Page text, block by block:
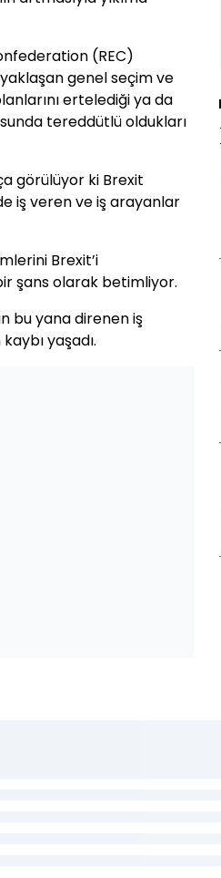
(REC)
genel seçim ve
ertelediği ya da
tereddütlü oldukları
görülüyor ki Brexit
iş veren ve iş arayanlar
Brexit’i
şans olarak betimliyor.
bu yana direnen iş
yaşadı.